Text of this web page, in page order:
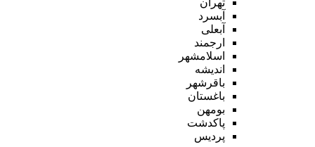
آبسرد
آبعلی
ارجمند
اسلامشهر
اندیشه
باقرشهر
باغستان
بومهن
پاکدشت
پردیس